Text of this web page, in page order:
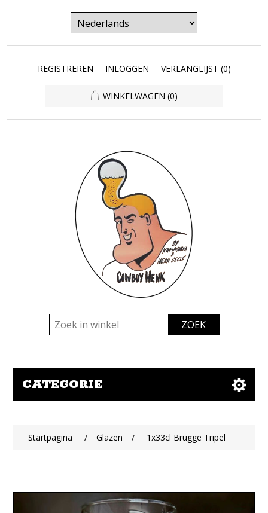
REGISTREREN INLOGGEN VERLANGLIJST (0)
WINKELWAGEN (0)
CATEGORIE
Startpagina / Glazen / 1x33cl Brugge Tripel